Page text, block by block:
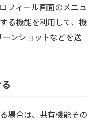
フィール画面のメニュ
る機能を利用して、機
ンショットなどを送
場合は、共有機能その